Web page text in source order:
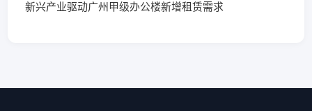
新兴产业驱动广州甲级办公楼新增租赁需求